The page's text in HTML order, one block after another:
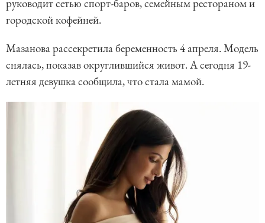
руководит сетью спорт-баров, семейным рестораном и
городской кофейней.
Мазанова рассекретила беременность 4 апреля. Модель
снялась, показав округлившийся живот. А сегодня 19-
летняя девушка сообщила, что стала мамой.